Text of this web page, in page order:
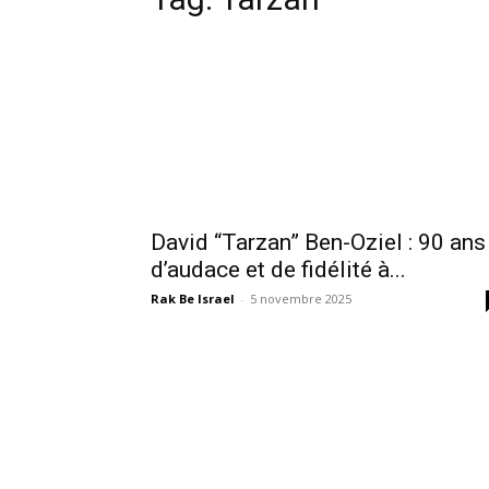
David “Tarzan” Ben-Oziel : 90 ans
d’audace et de fidélité à...
Rak Be Israel - 5 novembre 2025